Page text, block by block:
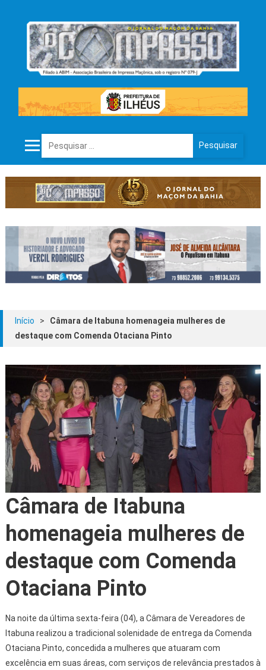
Pesquisar por:
Início >
Câmara de Itabuna homenageia mulheres de
destaque com Comenda Otaciana Pinto
Câmara de Itabuna
homenageia mulheres de
destaque com Comenda
Otaciana Pinto
Na noite da última sexta-feira (04), a Câmara de Vereadores de
Itabuna realizou a tradicional solenidade de entrega da Comenda
Otaciana Pinto, concedida a mulheres que atuaram com
excelência em suas áreas, com serviços de relevância prestados à